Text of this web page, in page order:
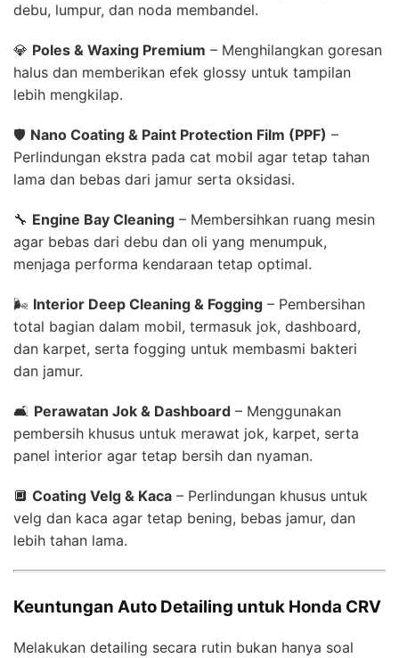
debu, lumpur, dan noda membandel.
💎 Poles & Waxing Premium – Menghilangkan goresan
halus dan memberikan efek glossy untuk tampilan
lebih mengkilap.
🛡 Nano Coating & Paint Protection Film (PPF) –
Perlindungan ekstra pada cat mobil agar tetap tahan
lama dan bebas dari jamur serta oksidasi.
🔧 Engine Bay Cleaning – Membersihkan ruang mesin
agar bebas dari debu dan oli yang menumpuk,
menjaga performa kendaraan tetap optimal.
🌬 Interior Deep Cleaning & Fogging – Pembersihan
total bagian dalam mobil, termasuk jok, dashboard,
dan karpet, serta fogging untuk membasmi bakteri
dan jamur.
🛋 Perawatan Jok & Dashboard – Menggunakan
pembersih khusus untuk merawat jok, karpet, serta
panel interior agar tetap bersih dan nyaman.
🔲 Coating Velg & Kaca – Perlindungan khusus untuk
velg dan kaca agar tetap bening, bebas jamur, dan
lebih tahan lama.
Keuntungan Auto Detailing untuk Honda CRV
Melakukan detailing secara rutin bukan hanya soal